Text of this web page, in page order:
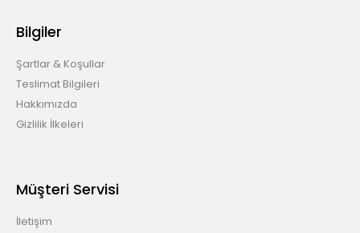
Bilgiler
Şartlar & Koşullar
Teslimat Bilgileri
Hakkımızda
Gizlilik İlkeleri
Müşteri Servisi
İletişim